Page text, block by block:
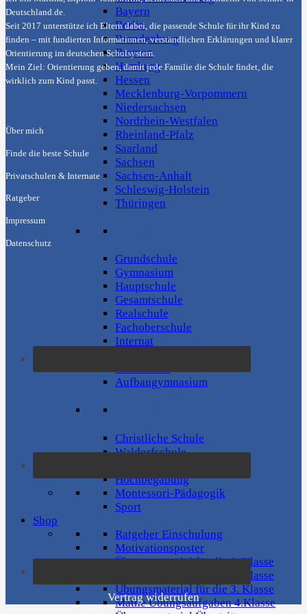
Bayern
Berlin
Brandenburg
Bremen
Hamburg
Hessen
Mecklenburg-Vorpommern
Niedersachsen
Nordrhein-Westfalen
Rheinland-Pfalz
Saarland
Sachsen
Sachsen-Anhalt
Schleswig-Holstein
Thüringen
Grundschule
Gymnasium
Hauptschule
Gesamtschule
Realschule
Fachoberschule
Internat
Aufbaugymnasium
Christliche Schule
Waldorfschule
Hochbegabung
Montessori-Pädagogik
Sport
Shop
Ratgeber Einschulung
Motivationsposter
Übungsmaterial für die 1. Klasse
Übungsmaterial für die 2. Klasse
Übungsmaterial für die 3. Klasse
Mathe Übungsaufgaben 4.Klasse
Deutschland.de
Seit 2017 unterstütze ich Eltern dabei, die passende Schule für ihr Kind zu
finden – mit fundierten Informationen, verständlichen Erklärungen und klarer
Orientierung im deutschen Schulsystem.
Mein Ziel: Orientierung geben, damit jede Familie die Schule findet, die
wirklich zum Kind passt.
Über mich
Finde die beste Schule
Privatschulen & Internate
Ratgeber
Impressum
Datenschutz
Vertrag widerrufen